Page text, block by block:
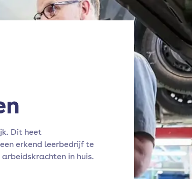
Dit heet
erkend leerbedrijf te
in huis.